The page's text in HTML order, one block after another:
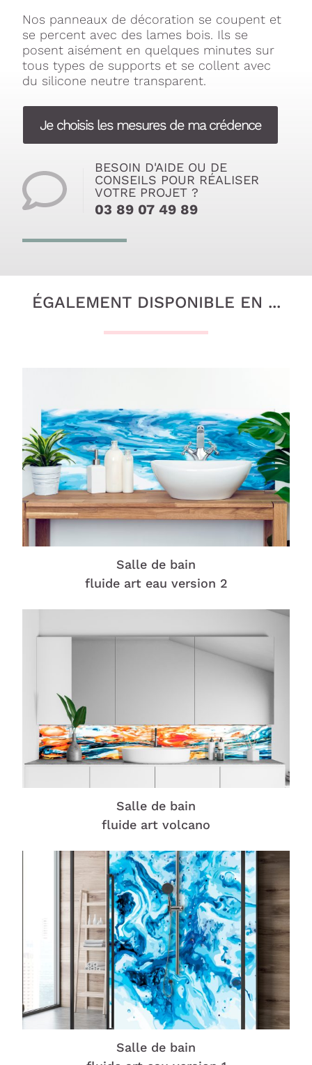
Nos panneaux de décoration se coupent et
se percent avec des lames bois. Ils se
posent aisément en quelques minutes sur
tous types de supports et se collent avec
du silicone neutre transparent.
Je choisis les mesures de ma crédence
BESOIN D'AIDE OU DE
CONSEILS POUR RÉALISER
VOTRE PROJET ?
03 89 07 49 89
ÉGALEMENT DISPONIBLE EN ...
Salle de bain
fluide art eau version 2
Salle de bain
fluide art volcano
Salle de bain